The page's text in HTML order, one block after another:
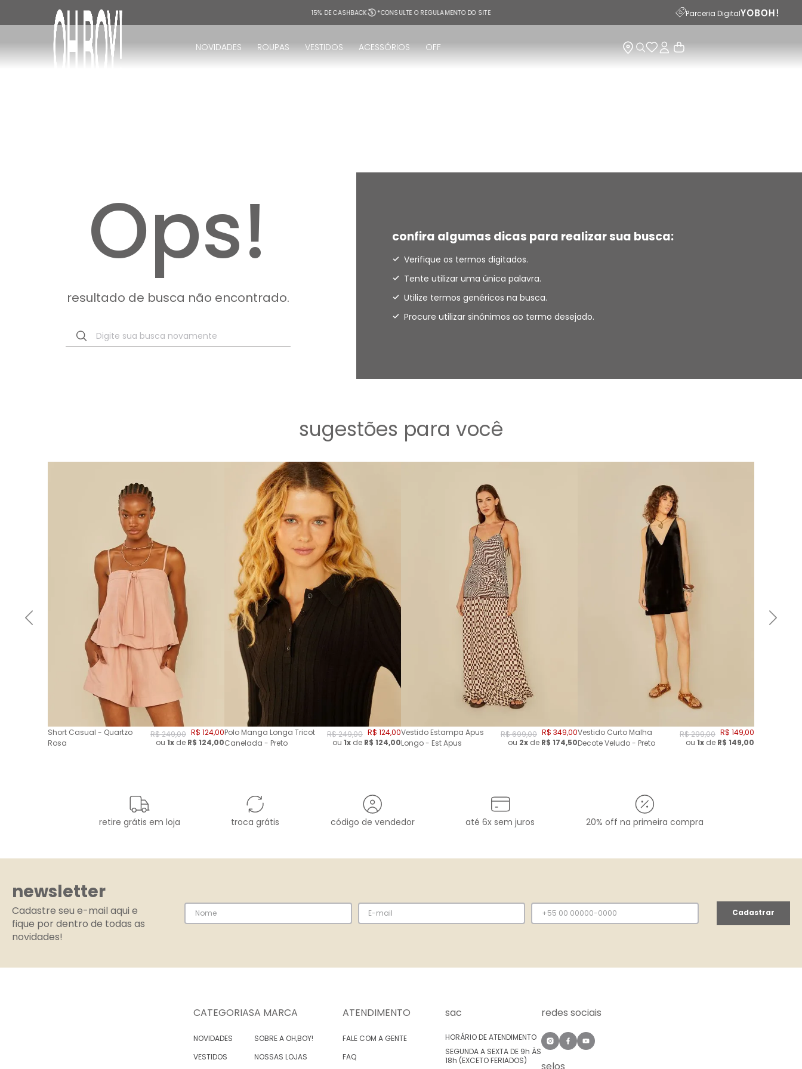
15% DE CASHBACK *CONSULTE O REGULAMENTO DO SITE Parceria Digital
NOVIDADES ROUPAS VESTIDOS ACESSÓRIOS OFF
Ops!
resultado de busca não encontrado.
Digite sua busca novamente
confira algumas dicas para realizar sua busca:
Verifique os termos digitados.
Tente utilizar uma única palavra.
Utilize termos genéricos na busca.
Procure utilizar sinônimos ao termo desejado.
sugestões para você
Short Casual - Quartzo
Rosa
R$249,00 R$ 124,00
ou 1x de R$ 124,00
Polo Manga Longa Tricot
Canelada - Preto
R$249,00 R$ 124,00
ou 1x de R$ 124,00
Vestido Estampa Apus
Longo - Est Apus
R$699,00 R$ 349,00
ou 2x de R$ 174,50
Vestido Curto Malha
Decote Veludo - Preto
R$299,00 R$ 149,00
ou 1x de R$ 149,00
retire grátis em loja troca grátis código de vendedor até 6x sem juros 20% off na primeira compra
newsletter
Cadastre seu e-mail aqui e
fique por dentro de todas as
novidades!
Cadastrar
CATEGORIAS
NOVIDADES
VESTIDOS
A MARCA
SOBRE A OH,BOY!
NOSSAS LOJAS
ATENDIMENTO
FALE COM A GENTE
FAQ
sac
HORÁRIO DE ATENDIMENTO
SEGUNDA A SEXTA DE 9h ÀS
18h (EXCETO FERIADOS)
redes sociais
TERMOS MAIS BUSCADOS
vestido
vestido longo